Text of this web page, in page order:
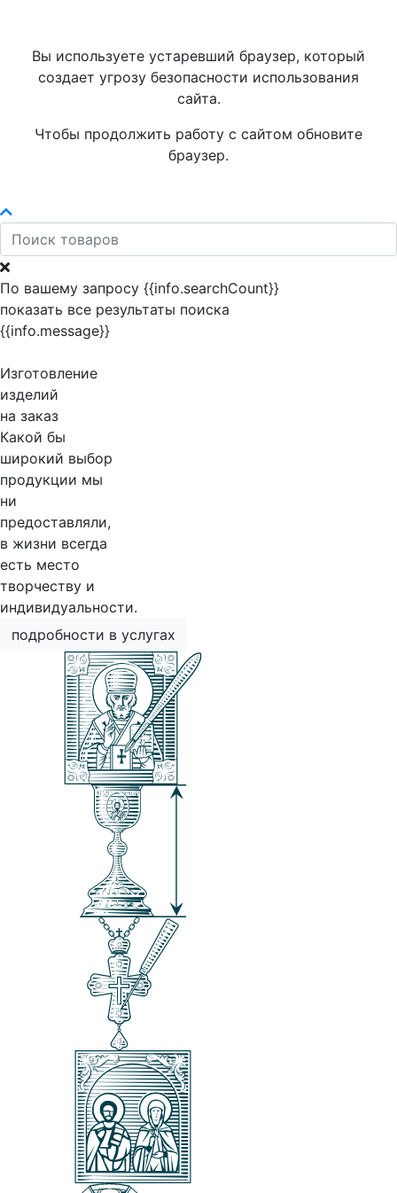
Вы используете устаревший браузер, который
создает угрозу безопасности использования
сайта.
Чтобы продолжить работу с сайтом обновите
браузер.
По вашему запросу {{info.searchCount}}
показать все результаты поиска
{{info.message}}
Изготовление
изделий
на заказ
Какой бы
широкий выбор
продукции мы
ни
предоставляли,
в жизни всегда
есть место
творчеству и
индивидуальности.
подробности в услугах